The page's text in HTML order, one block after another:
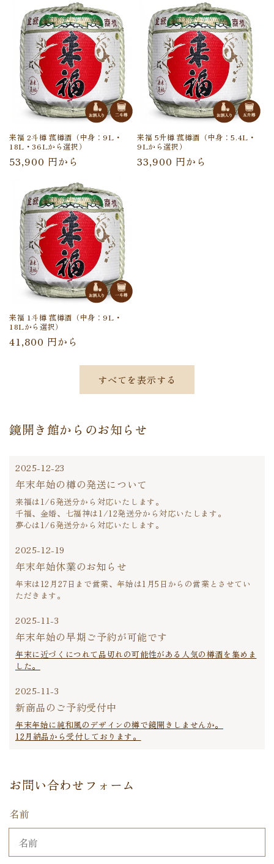
来福 2斗樽 菰樽酒（中身：9L・
18L・36Lから選択）
通
53,900 円から
来福 5升樽 菰樽酒（中身：5.4L・
9Lから選択）
通
33,900 円から
来福 1斗樽 菰樽酒（中身：9L・
18Lから選択）
通
41,800 円から
すべてを表示する
鏡開き館からのお知らせ
2025-12-23
年末年始の樽の発送について
来福は1/6発送分から対応いたします。
千福、金婚、七福神は1/12発送分から対応いたします。
夢心は1/6発送分から対応いたします。
2025-12-19
年末年始休業のお知らせ
年末は12月27日まで営業、年始は1月5日からの営業とさせてい
ただきます。
2025-11-3
年末年始の早期ご予約が可能です
年末に近づくにつれて品切れの可能性がある人気の樽酒を集めま
した。
2025-11-3
新商品のご予約受付中
年末年始に純和風のデザインの樽で鏡開きしませんか。
12月納品から受付しております。
お問い合わせフォーム
名前